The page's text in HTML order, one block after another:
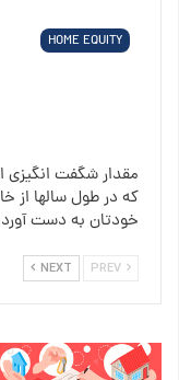
HOME EQUITY
مقدار شگفت انگیزی
که در طول سالها از
خودتان به دست
NEXT